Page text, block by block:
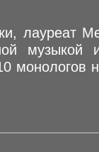
лауреат
музыкой
монологов